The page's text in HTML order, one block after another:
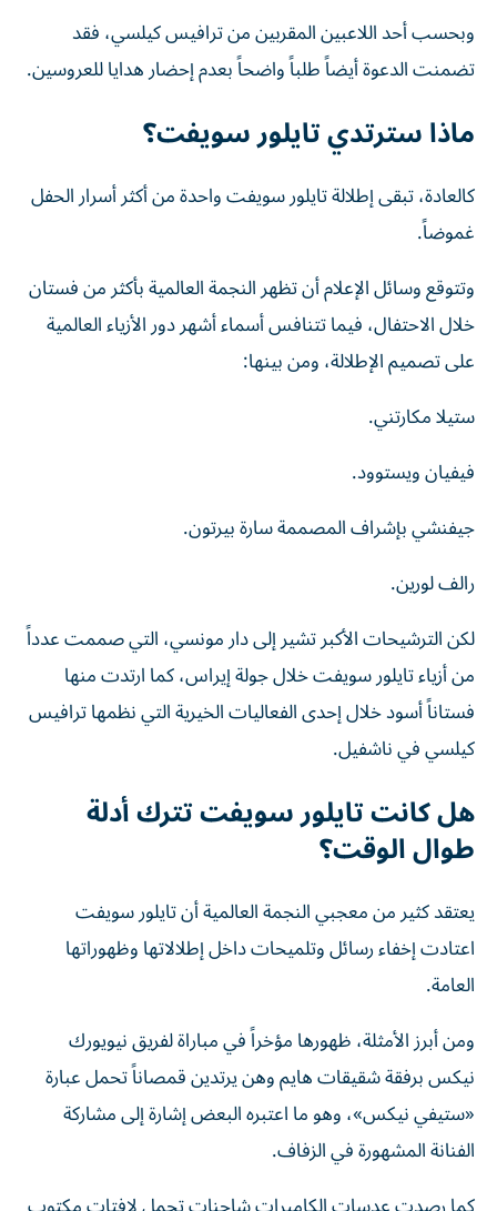
وبحسب أحد اللاعبين المقربين من ترافيس كيلسي، فقد
تضمنت الدعوة أيضاً طلباً واضحاً بعدم إحضار هدايا للعروسين.
ماذا سترتدي تايلور سويفت؟
كالعادة، تبقى إطلالة تايلور سويفت واحدة من أكثر أسرار الحفل
غموضاً.
وتتوقع وسائل الإعلام أن تظهر النجمة العالمية بأكثر من فستان
خلال الاحتفال، فيما تتنافس أسماء أشهر دور الأزياء العالمية
على تصميم الإطلالة، ومن بينها:
ستيلا مكارتني.
فيفيان ويستوود.
جيفنشي بإشراف المصممة سارة بيرتون.
رالف لورين.
لكن الترشيحات الأكبر تشير إلى دار مونسي، التي صممت عدداً
من أزياء تايلور سويفت خلال جولة إيراس، كما ارتدت منها
فستاناً أسود خلال إحدى الفعاليات الخيرية التي نظمها ترافيس
كيلسي في ناشفيل.
هل كانت تايلور سويفت تترك أدلة
طوال الوقت؟
يعتقد كثير من معجبي النجمة العالمية أن تايلور سويفت
اعتادت إخفاء رسائل وتلميحات داخل إطلالاتها وظهوراتها
العامة.
ومن أبرز الأمثلة، ظهورها مؤخراً في مباراة لفريق نيويورك
نيكس برفقة شقيقات هايم وهن يرتدين قمصاناً تحمل عبارة
«ستيفي نيكس»، وهو ما اعتبره البعض إشارة إلى مشاركة
الفنانة المشهورة في الزفاف.